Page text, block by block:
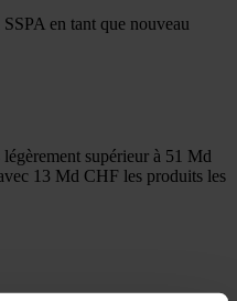
en tant que nouveau
supérieur à 51 Md
13 Md CHF les produits les